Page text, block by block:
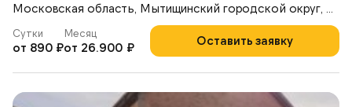
Оставить заявку
Сутки
от 890 ₽
Месяц
от 26.900 ₽